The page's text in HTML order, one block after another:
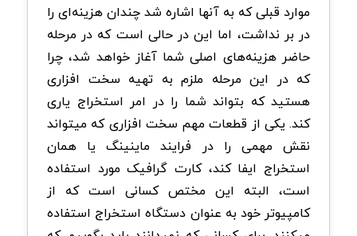
موارد قبلی که به آنها اشاره شد چندان هزینه‌ای را
در بر نداشت، اما این در حالی است که در مرحله
حاضر هزینه‌های اصلی شما آغاز خواهد شد، چرا
که در این مرحله ملزم به تهیه سخت افزاری
هستید که بتواند شما را در امر استخراج یاری
کند. یکی از قطعات مهم سخت افزاری که میتواند
نقش مهمی را در فرایند ماینینگ یا همان
استخراج ایفا کند، کارت گرافیک مورد استفاده
است، البته این مختص کسانی است که از
کامپیوتر خود به عنوان دستگاه استخراج استفاده